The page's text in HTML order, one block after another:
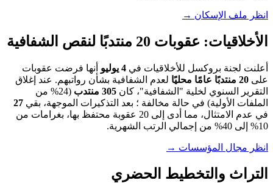
انظر ملف الإسكان →
الأخلاقيات: عقوبات 20 منتدبًا لنقص الشفافية
أعلنت لجنة بروكسل للأخلاقيات في 4 يوليو
أنها فرضت عقوبات
على 20 منتدبًا عامًا محليًا
لعدم الشفافية بشأن رواتبهم. عند إغلاق
التقرير السنوي لخلية "الشفافية"، كان 305 منتدب
(24% من
الملفات الأولية) في حالة مخالفة ؛ بعد التذكيرات الموجهة، بقي 27
في عدم الامتثال، مما أدى إلى 20 عقوبة محتفظ بها، بغرامات من
10% إلى 40% من إجمالي الرتب الشهرية.
انظر مجال المؤسسات →
التراث والتخطيط الحضري